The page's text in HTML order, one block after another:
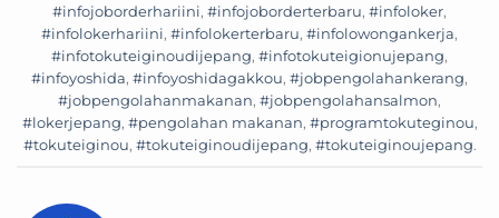
#infojoborderhariini, #infojoborderterbaru, #infoloker,
#infolokerhariini, #infolokerterbaru, #infolowongankerja,
#infotokuteiginoudijepang, #infotokuteigionujepang,
#infoyoshida, #infoyoshidagakkou, #jobpengolahankerang,
#jobpengolahanmakanan, #jobpengolahansalmon,
#lokerjepang, #pengolahan makanan, #programtokuteginou,
#tokuteiginou, #tokuteiginoudijepang, #tokuteiginoujepang.